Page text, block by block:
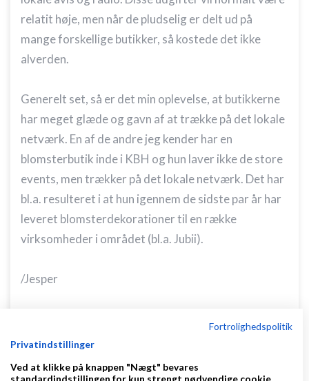
relatit høje, men når de pludselig er delt ud på
mange forskellige butikker, så kostede det ikke
alverden.
Generelt set, så er det min oplevelse, at butikkerne
har meget glæde og gavn af at trække på det lokale
netværk. En af de andre jeg kender har en
blomsterbutik inde i KBH og hun laver ikke de store
events, men trækker på det lokale netværk. Det har
bl.a. resulteret i at hun igennem de sidste par år har
leveret blomsterdekorationer til en række
virksomheder i området (bl.a. Jubii).
/Jesper
Fortrolighedspolitik
Privatindstillinger
Ved at klikke på knappen "Nægt" bevares
standardindstillingen for kun strengt nødvendige cookie.